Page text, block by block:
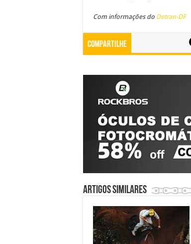
Com informações do Detran-DF
Compartilhe
Artigos similares